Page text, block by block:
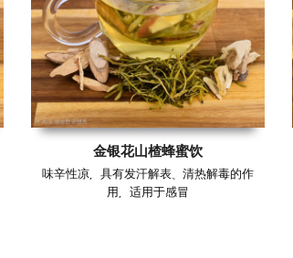
金银花山楂蜂蜜饮
味辛性凉，具有发汗解表、清热解毒的作
用，适用于感冒